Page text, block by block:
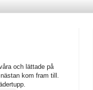
och lättade på
kom fram till.